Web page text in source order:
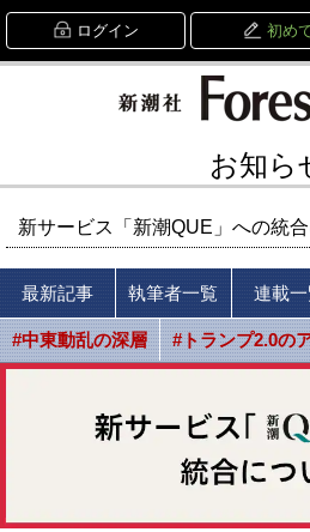
ログイン 初め
お知ら
新サービス「新潮QUE」への統
最新記事 執筆者一覧 連載
#中東動乱の深層 #トランプ2.0の